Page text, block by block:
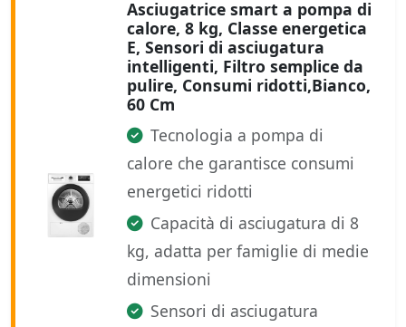
Asciugatrice smart a pompa di
calore, 8 kg, Classe energetica
E, Sensori di asciugatura
intelligenti, Filtro semplice da
pulire, Consumi ridotti,Bianco,
60 Cm
Tecnologia a pompa di
calore che garantisce consumi
energetici ridotti
Capacità di asciugatura di 8
kg, adatta per famiglie di medie
dimensioni
Sensori di asciugatura